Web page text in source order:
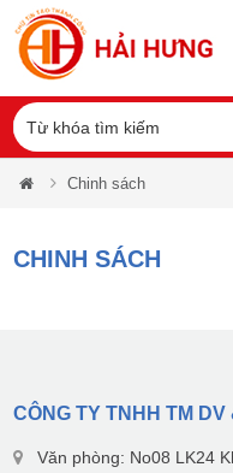
Chinh sách
CHINH SÁCH
CÔNG TY TNHH TM
Văn phòng: No08 LK24